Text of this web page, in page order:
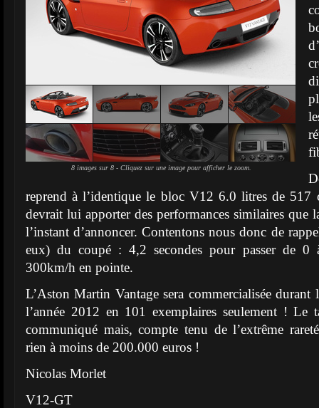
8 images sur 8 - Cliquez sur une image pour afficher le zoom.
reprend à l’identique le bloc V12 6.0 litres de 517
devrait lui apporter des performances similaires que
l’instant d’annoncer. Contentons nous donc de
eux) du coupé : 4,2 secondes pour passer de
300km/h en pointe.
L’Aston Martin Vantage sera commercialisée durant
l’année 2012 en 101 exemplaires seulement ! Le
communiqué mais, compte tenu de l’extrême
rien à moins de 200.000 euros !
Nicolas Morlet
V12-GT